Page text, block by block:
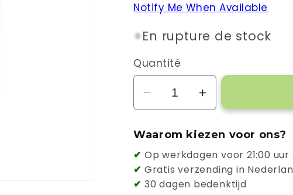
Notify Me When Available
En rupture de stock
Quantité
Réduire
la
quantité
Huawei
Smart
Augmenter
la
quantité
Huawei
Smart
Waarom kiezen voor ons?
✔ Op werkdagen voor 21:00
✔ Gratis verzending in
✔ 30 dagen bedenktijd